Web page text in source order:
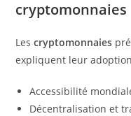
cryptomonnaies
Lescryptomonnaies
expliquent leur
Accessibilité
Décentralisation et